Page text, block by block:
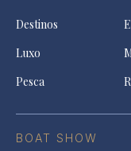
Destinos
Luxo
Pesca
BOAT SHOW